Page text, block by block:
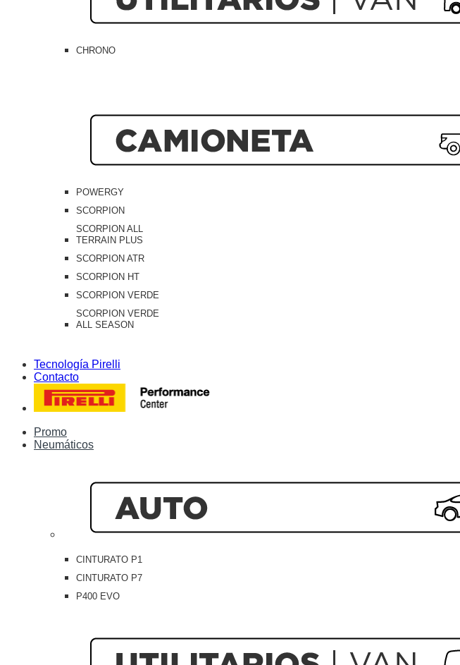
CHRONO
POWERGY
SCORPION
SCORPION ALL
TERRAIN PLUS
SCORPION ATR
SCORPION HT
SCORPION VERDE
SCORPION VERDE
ALL SEASON
Tecnología Pirelli
Contacto
Promo
Neumáticos
CINTURATO P1
CINTURATO P7
P400 EVO